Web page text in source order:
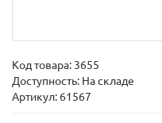
Код товара: 3655
Доступность: На складе
Артикул: 61567